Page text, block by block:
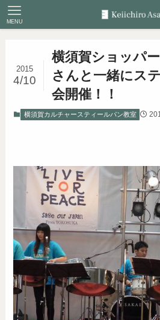
MENU
横須賀ショッパ
さんと一緒にス
会開催！！
2015
4/10
横須賀カルチャースティールパン教室